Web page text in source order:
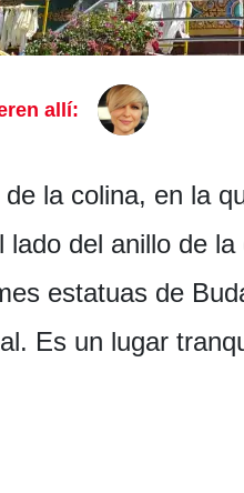
allí:
la colina, en la
del anillo de
estatuas de
Es un lugar